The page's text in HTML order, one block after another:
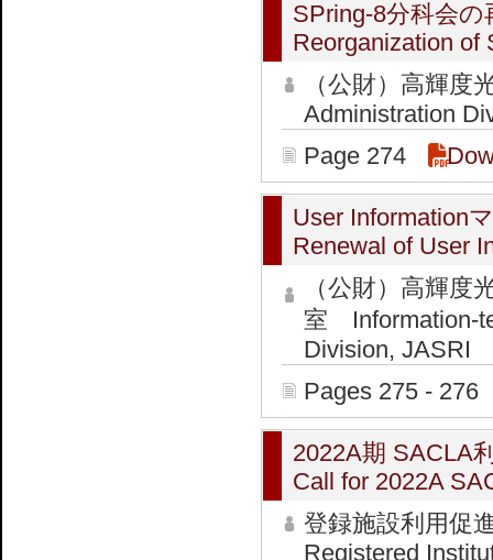
SPring-8分科会
Reorganization of
（公財）高輝
Administration
Page 274
User Information
Renewal of User
（公財）高輝
室 Information-
Division, JASRI
Pages 275 - 276
2022A期 SACLA
Call for 2022A
登録施設利用
Registered